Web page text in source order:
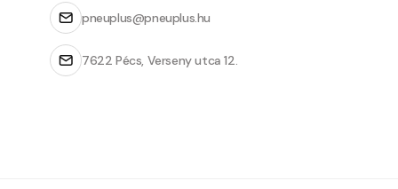
pneuplus@pneuplus.hu
7622 Pécs, Verseny utca 12.